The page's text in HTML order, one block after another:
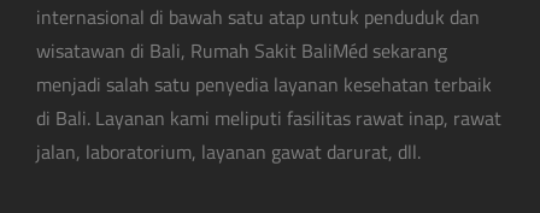
internasional di bawah satu atap untuk penduduk dan
wisatawan di Bali, Rumah Sakit BaliMéd sekarang
menjadi salah satu penyedia layanan kesehatan terbaik
di Bali. Layanan kami meliputi fasilitas rawat inap, rawat
jalan, laboratorium, layanan gawat darurat, dll.